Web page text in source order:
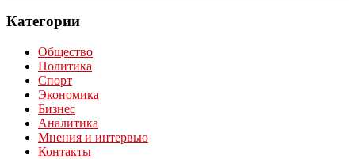
Категории
Общество
Политика
Спорт
Экономика
Бизнес
Аналитика
Мнения и интервью
Контакты